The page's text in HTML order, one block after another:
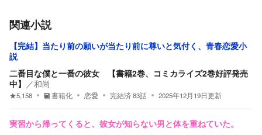
関連小説
【完結】当たり前の願いが当たり前に尊いと気付く、青春恋愛小
説
二番目な僕と一番の彼女 【書籍2巻、コミカライズ2巻好評発売
中】 ／和尚
★5,158 書籍化 恋愛 完結済 83話 2025年12月19日更新
実習から帰ってくると、彼女が知らない男と体を重ねていた。